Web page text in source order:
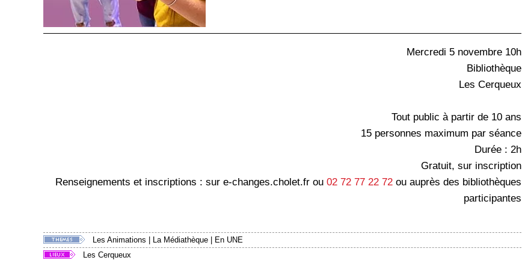
Mercredi 5 novembre 10h
Bibliothèque
Les Cerqueux
Tout public à partir de 10 ans
15 personnes maximum par séance
Durée : 2h
Gratuit, sur inscription
Renseignements et inscriptions : sur e-changes.cholet.fr ou02 72 77 22 72 ou auprès des bibliothèques
participantes
Les Animations La Médiathèque
En UNE
Les Cerqueux